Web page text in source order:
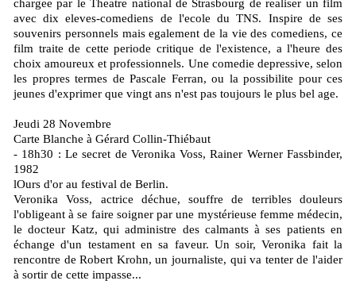
chargee par le Theatre national de Strasbourg de realiser un film
avec dix eleves-comediens de l'ecole du TNS. Inspire de ses
souvenirs personnels mais egalement de la vie des comediens, ce
film traite de cette periode critique de l'existence, a l'heure des
choix amoureux et professionnels. Une comedie depressive, selon
les propres termes de Pascale Ferran, ou la possibilite pour ces
jeunes d'exprimer que vingt ans n'est pas toujours le plus bel age.
Jeudi 28 Novembre
Carte Blanche à Gérard Collin-Thiébaut
- 18h30 : Le secret de Veronika Voss, Rainer Werner Fassbinder,
1982
lOurs d'or au festival de Berlin.
Veronika Voss, actrice déchue, souffre de terribles douleurs
l'obligeant à se faire soigner par une mystérieuse femme médecin,
le docteur Katz, qui administre des calmants à ses patients en
échange d'un testament en sa faveur. Un soir, Veronika fait la
rencontre de Robert Krohn, un journaliste, qui va tenter de l'aider
à sortir de cette impasse...